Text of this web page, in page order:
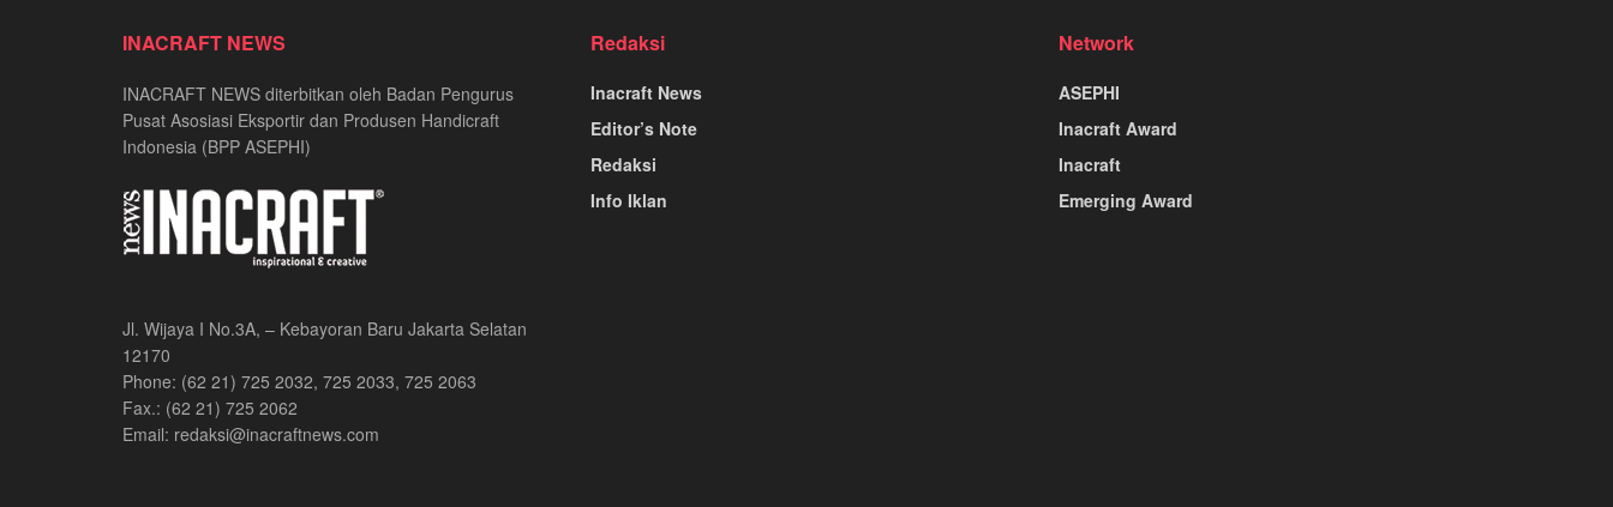
INACRAFT NEWS
INACRAFT NEWS diterbitkan oleh Badan Pengurus
Pusat Asosiasi Eksportir dan Produsen Handicraft
Indonesia (BPP ASEPHI)
Jl. Wijaya I No.3A, – Kebayoran Baru Jakarta Selatan
12170
Phone: (62 21) 725 2032, 725 2033, 725 2063
Fax.: (62 21) 725 2062
Email: redaksi@inacraftnews.com
Redaksi
Inacraft News
Editor’s Note
Redaksi
Info Iklan
Network
ASEPHI
Inacraft Award
Inacraft
Emerging Award